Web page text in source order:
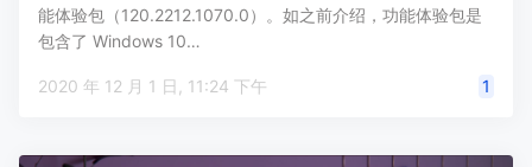
能体验包（120.2212.1070.0）。如之前介绍，功能体验包是
包含了 Windows 10…
2020 年 12 月 1 日, 11:24 下午 1